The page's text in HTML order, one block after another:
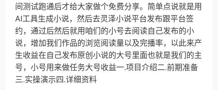
间测试跑通后才给大家做个免费分享。简单点说就是用
AI工具生成小说，然后去灵泽小说平台发布跟平台签
约，通过后然后就用咱们的小号去阅读自己发布的小
说，增加我们作品的浏览阅读量以及完播率，以此来产
生收益在自己发布原创小说的大号里面也就是我们的主
号，小号用来做任务大号收益一.项目介绍二.前期准备
三.实操演示四.详细资料